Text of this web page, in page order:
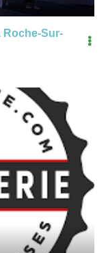
Roche-Sur-